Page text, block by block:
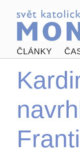
ČLÁNKY